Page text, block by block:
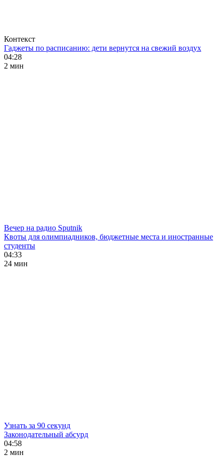
Контекст
Гаджеты по расписанию: дети вернутся на свежий воздух
04:28
2 мин
Вечер на радио Sputnik
Квоты для олимпиадников, бюджетные места и иностранные
студенты
04:33
24 мин
Узнать за 90 секунд
Законодательный абсурд
04:58
2 мин